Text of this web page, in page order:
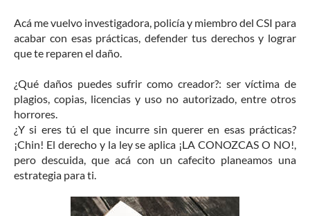
Acá me vuelvo investigadora, policía y miembro del CSI para
acabar con esas prácticas, defender tus derechos y lograr
que te reparen el daño.
¿Qué daños puedes sufrir como creador?: ser víctima de
plagios, copias, licencias y uso no autorizado, entre otros
horrores.
¿Y si eres tú el que incurre sin querer en esas prácticas?
¡Chin! El derecho y la ley se aplica ¡LA CONOZCAS O NO!,
pero descuida, que acá con un cafecito planeamos una
estrategia para ti.